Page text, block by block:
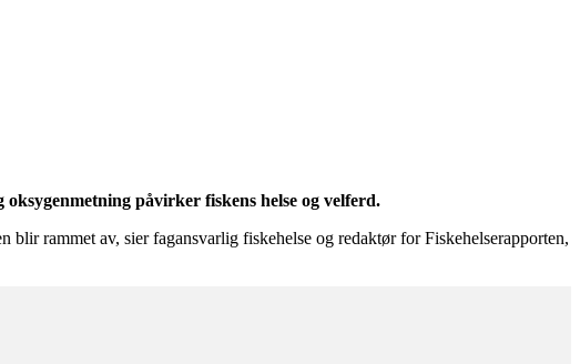
påvirker fiskens helse og velferd.
rammet av, sier fagansvarlig fiskehelse og redaktør for Fiskehelserapporten,